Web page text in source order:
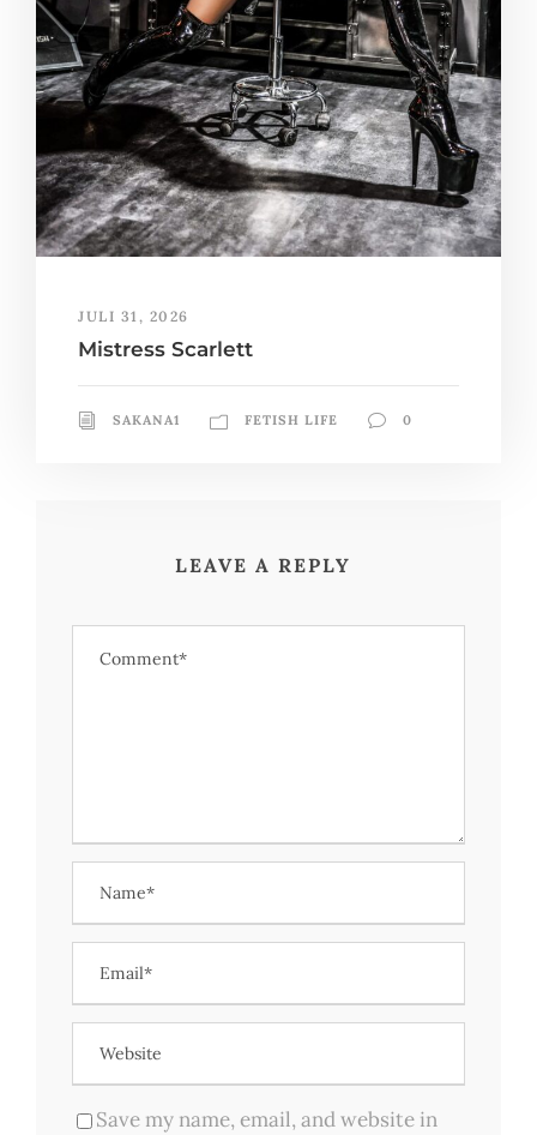
JULI 31, 2026
Mistress Scarlett
SAKANA1 FETISH LIFE 0
LEAVE A REPLY
Save my name, email, and website in